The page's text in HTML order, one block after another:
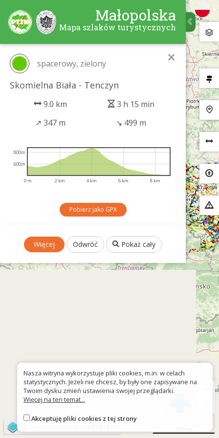
Małopolska
Mapa szlaków turystycznych
×
spacerowy, zielony
Skomielna Biała - Tenczyn
9.0 km
3 h 15 min
↗ 347 m ↘ 499 m
0 m 2 km 4 km 6 km 8 km
600m
800m
Pobierz jako GPX
Więcej Odwróć Pokaż cały
Nasza witryna wykorzystuje pliki cookies, m.in. w celach
statystycznych. Jeżeli nie chcesz, by były one zapisywane na
Twoim dysku zmień ustawienia swojej przeglądarki.
Więcej na ten temat...
Akceptuję pliki cookies z tej strony